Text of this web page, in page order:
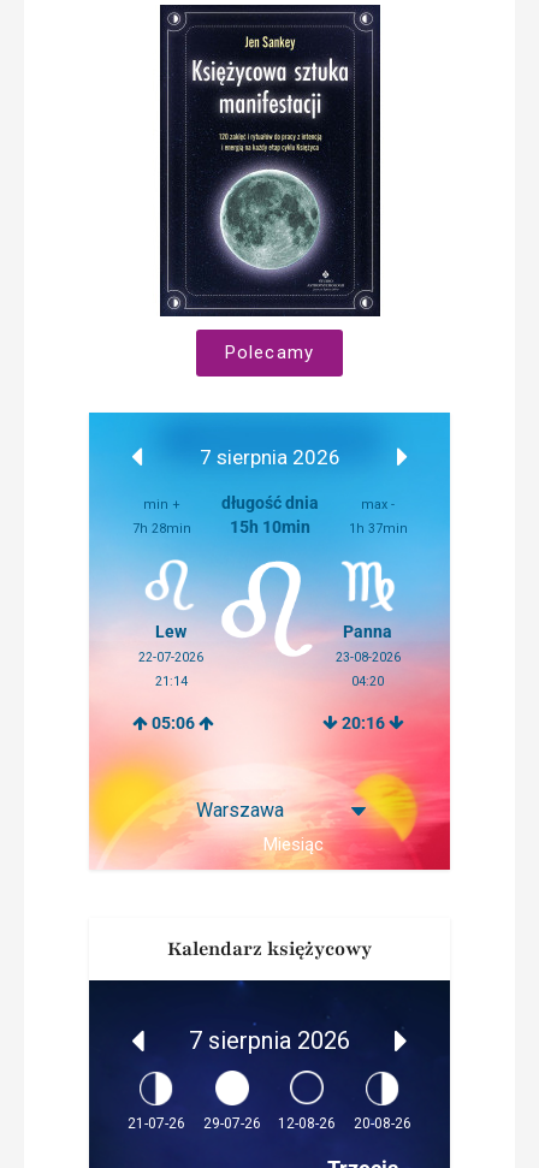
Polecamy
7 sierpnia 2026
min +
7h 28min
długość dnia
15h 10min
max -
1h 37min
Lew
22-07-2026
21:14
Panna
23-08-2026
04:20
05:06 20:16
Miesiąc
Kalendarz księżycowy
7 sierpnia 2026
21-07-26 29-07-26 12-08-26 20-08-26